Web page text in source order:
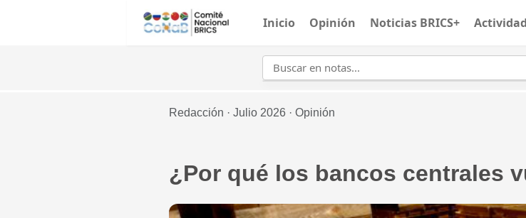
Inicio Opinión Noticias BRICS+
Redacción · Julio 2026 · Opinión
¿Por qué los bancos centrales